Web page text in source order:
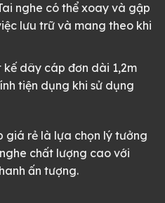
nghe có thể xoay và gập
lưu trữ và mang theo khi
dây cáp đơn dài 1,2m
tiện dụng khi sử dụng
giá rẻ là lựa chọn lý tưởng
chất lượng cao với
ấn tượng.